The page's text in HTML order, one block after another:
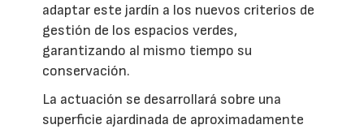
adaptar este jardín a los nuevos criterios de
gestión de los espacios verdes,
garantizando al mismo tiempo su
conservación.
La actuación se desarrollará sobre una
superficie ajardinada de aproximadamente